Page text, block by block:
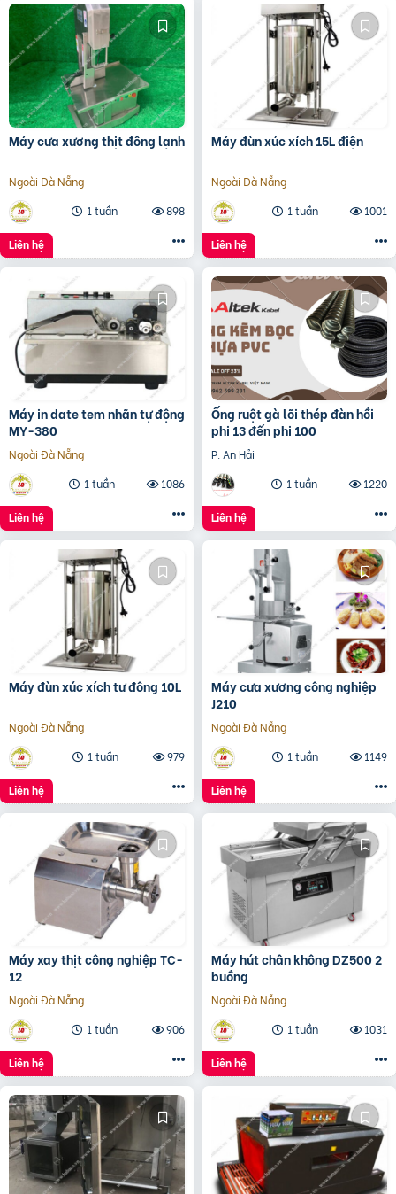
Máy cưa xương thịt đông lạnh
Ngoài Đà Nẵng
1 tuần
898
Liên hệ
Máy đùn xúc xích 15L điện
Ngoài Đà Nẵng
1 tuần
1001
Liên hệ
Máy in date tem nhãn tự động
MY-380
Ngoài Đà Nẵng
1 tuần
1086
Liên hệ
Ống ruột gà lõi thép đàn hồi
phi 13 đến phi 100
P. An Hải
1 tuần
1220
Liên hệ
Máy đùn xúc xích tự động 10L
Ngoài Đà Nẵng
1 tuần
979
Liên hệ
Máy cưa xương công nghiệp
J210
Ngoài Đà Nẵng
1 tuần
1149
Liên hệ
Máy xay thịt công nghiệp TC-
12
Ngoài Đà Nẵng
1 tuần
906
Liên hệ
Máy hút chân không DZ500 2
buồng
Ngoài Đà Nẵng
1 tuần
1031
Liên hệ